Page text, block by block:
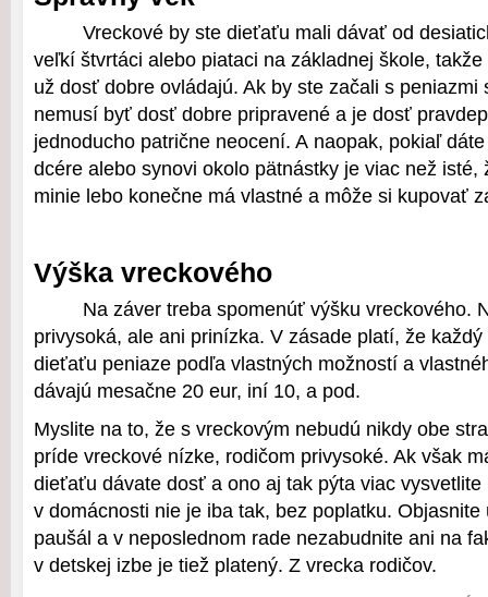
Vreckové by ste dieťaťu mali dávať od
veľkí štvrtáci alebo piataci na základnej škole,
už dosť dobre ovládajú. Ak by ste začali s peniazmi
nemusí byť dosť dobre pripravené a je dosť
jednoducho patrične neocení. A naopak, pokiaľ
dcére alebo synovi okolo pätnástky je viac než isté,
minie lebo konečne má vlastné a môže si kupovať
Výška vreckového
Na záver treba spomenúť výšku vreckového.
privysoká, ale ani prinízka. V zásade platí, že
dieťaťu peniaze podľa vlastných možností a
dávajú mesačne 20 eur, iní 10, a pod.
Myslite na to, že s vreckovým nebudú nikdy obe
príde vreckové nízke, rodičom privysoké. Ak však
dieťaťu dávate dosť a ono aj tak pýta viac vysvetlite
v domácnosti nie je iba tak, bez poplatku.
paušál a v neposlednom rade nezabudnite ani na
v detskej izbe je tiež platený. Z vrecka rodičov.